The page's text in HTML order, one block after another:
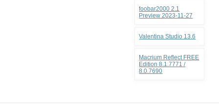
foobar2000 2.1
Preview 2023-11-27
Valentina Studio 13.6
Macrium Reflect FREE
Edition 8.1.7771 /
8.0.7690